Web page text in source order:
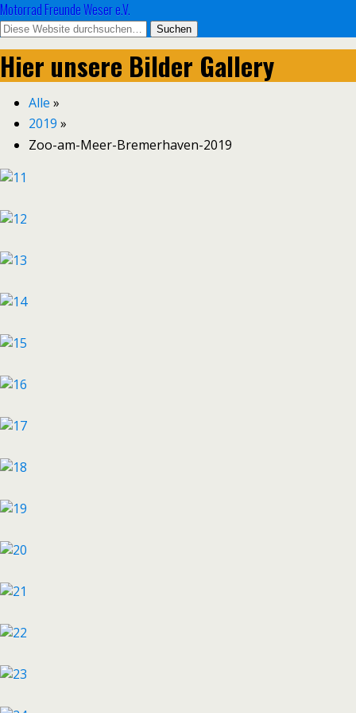
Motorrad Freunde Weser e.V.
Hier unsere Bilder Gallery
Alle »
2019 »
Zoo-am-Meer-Bremerhaven-2019